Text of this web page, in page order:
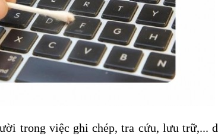
trong việc ghi chép, tra cứu, lưu trữ,...